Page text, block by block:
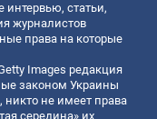
интервью, статьи,
журналистов
права на которые
Images редакция
законом Украины
никто не имеет права
середина» их